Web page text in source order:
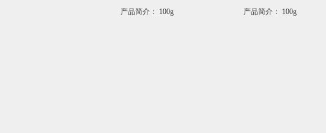
产品简介：
100g
产品简介：
100g